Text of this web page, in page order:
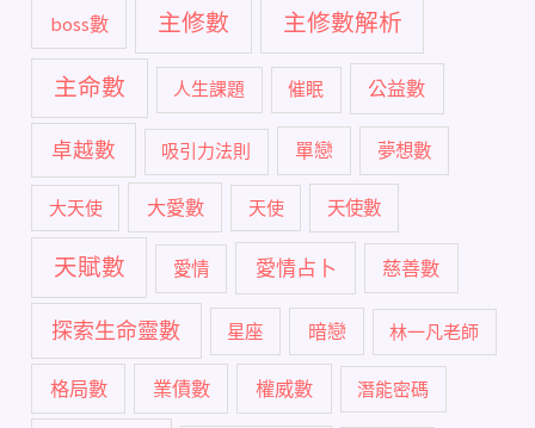
boss數 主修數 主修數解析
主命數 人生課題 催眠 公益數
卓越數 吸引力法則 單戀 夢想數
大天使 大愛數 天使 天使數
天賦數 愛情 愛情占卜 慈善數
探索生命靈數 星座 暗戀 林一凡老師
格局數 業債數 權威數 潛能密碼